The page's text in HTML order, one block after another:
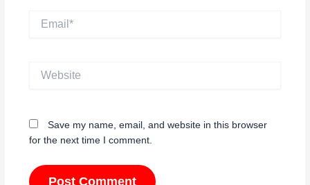
Email*
Save my name, email, and website in this browser
for the next time I comment.